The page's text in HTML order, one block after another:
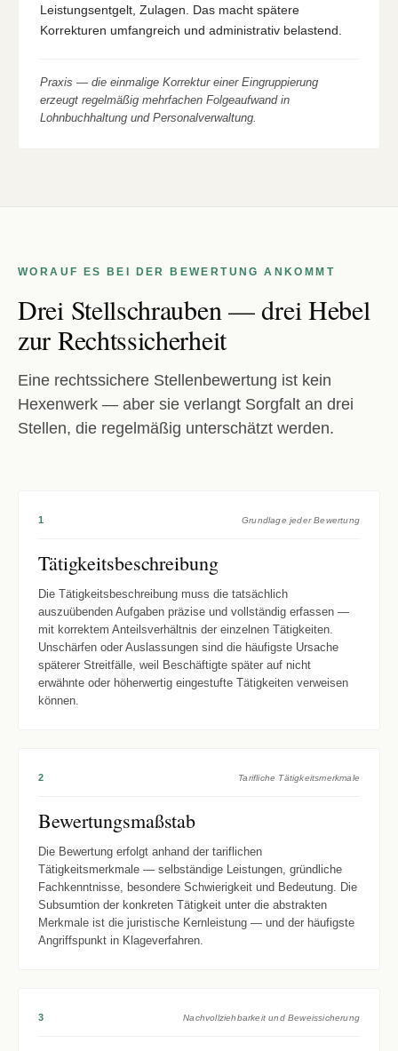
Leistungsentgelt, Zulagen. Das macht spätere
Korrekturen umfangreich und administrativ belastend.
Praxis — die einmalige Korrektur einer Eingruppierung
erzeugt regelmäßig mehrfachen Folgeaufwand in
Lohnbuchhaltung und Personalverwaltung.
WORAUF ES BEI DER BEWERTUNG ANKOMMT
Drei Stellschrauben — drei Hebel
zur Rechtssicherheit
Eine rechtssichere Stellenbewertung ist kein
Hexenwerk — aber sie verlangt Sorgfalt an drei
Stellen, die regelmäßig unterschätzt werden.
1 Grundlage jeder Bewertung
Tätigkeitsbeschreibung
Die Tätigkeitsbeschreibung muss die tatsächlich
auszuübenden Aufgaben präzise und vollständig erfassen —
mit korrektem Anteilsverhältnis der einzelnen Tätigkeiten.
Unschärfen oder Auslassungen sind die häufigste Ursache
späterer Streitfälle, weil Beschäftigte später auf nicht
erwähnte oder höherwertig eingestufte Tätigkeiten verweisen
können.
2 Tarifliche Tätigkeitsmerkmale
Bewertungsmaßstab
Die Bewertung erfolgt anhand der tariflichen
Tätigkeitsmerkmale — selbständige Leistungen, gründliche
Fachkenntnisse, besondere Schwierigkeit und Bedeutung. Die
Subsumtion der konkreten Tätigkeit unter die abstrakten
Merkmale ist die juristische Kernleistung — und der häufigste
Angriffspunkt in Klageverfahren.
3 Nachvollziehbarkeit und Beweissicherung